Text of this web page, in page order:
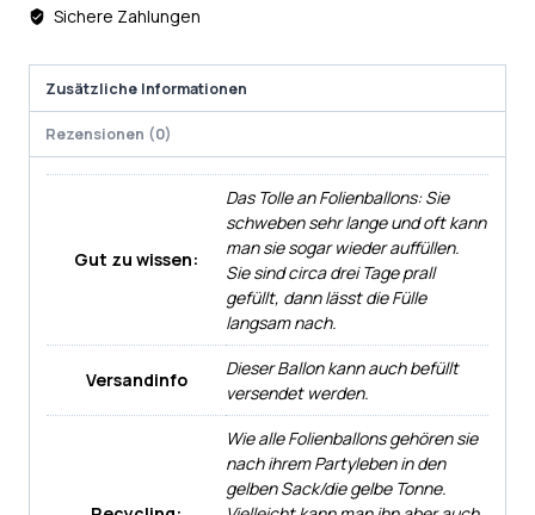
Sichere Zahlungen
Zusätzliche Informationen
Rezensionen (0)
Gut zu wissen:
Das Tolle an Folienballons: Sie
schweben sehr lange und oft kann
man sie sogar wieder auffüllen.
Sie sind circa drei Tage prall
gefüllt, dann lässt die Fülle
langsam nach.
Versandinfo
Dieser Ballon kann auch befüllt
versendet werden.
Wie alle Folienballons gehören sie
nach ihrem Partyleben in den
gelben Sack/die gelbe Tonne.